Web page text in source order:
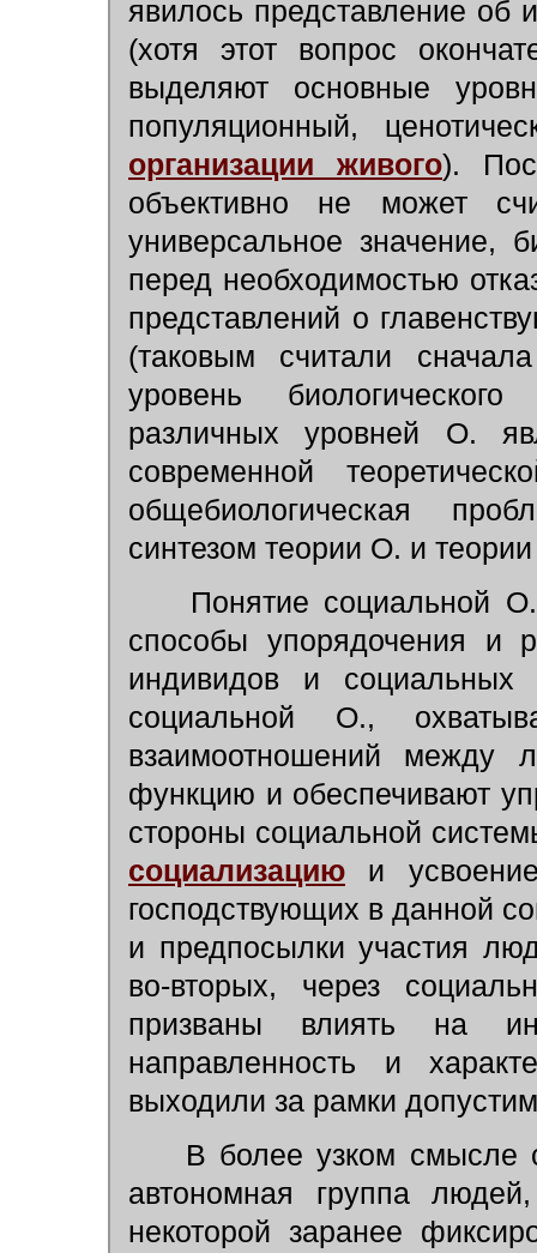
явилось представление об
(хотя этот вопрос
выделяют основные
популяционный,
организации живого).
объективно не может
универсальное значение,
перед необходимостью
представлений о
(таковым считали
уровень
различных уровней О.
современной
общебиологическая
синтезом теории О. и
Понятие социальной
способы упорядочения и
индивидов и социальных
социальной О.,
взаимоотношений между
функцию и обеспечивают
стороны социальной
социализацию и
господствующих в данной
и предпосылки участия
во-вторых, через
призваны влиять на
направленность и
выходили за рамки
В более узком смысле
автономная группа
некоторой заранее